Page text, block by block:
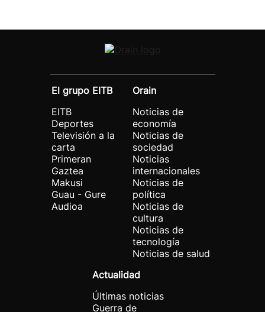
El grupo EITB
EITB
Deportes
Televisión a la
carta
Primeran
Gaztea
Makusi
Guau - Gure
Audioa
Orain
Noticias de
economía
Noticias de
sociedad
Noticias
internacionales
Noticias de
política
Noticias de
cultura
Noticias de
tecnología
Noticias de salud
Actualidad
Últimas noticias
Guerra de